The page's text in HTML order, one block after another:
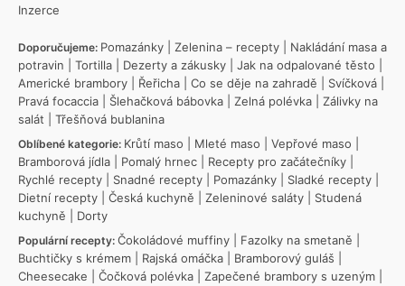
Inzerce
Doporučujeme: Pomazánky Zelenina – recepty
Nakládání masa a
potravin
Tortilla Dezerty a zákusky Jak na odpalované těsto
Americké brambory
Řeřicha Co se děje na zahradě Svíčková
Pravá focaccia
Šlehačková bábovka Zelná polévka
Zálivky na
salát
Třešňová bublanina
Oblíbené kategorie: Krůtí maso Mleté maso Vepřové maso
Bramborová jídla
Pomalý hrnec Recepty pro začátečníky
Rychlé recepty
Snadné recepty Pomazánky Sladké recepty
Dietní recepty
Česká kuchyně Zeleninové saláty
Studená
kuchyně
Dorty
Populární recepty: Čokoládové muffiny Fazolky na smetaně
Buchtičky s krémem
Rajská omáčka Bramborový guláš
Cheesecake
Čočková polévka Zapečené brambory s uzeným